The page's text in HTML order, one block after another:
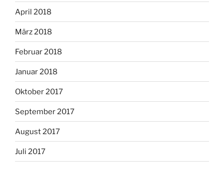
April 2018
März 2018
Februar 2018
Januar 2018
Oktober 2017
September 2017
August 2017
Juli 2017